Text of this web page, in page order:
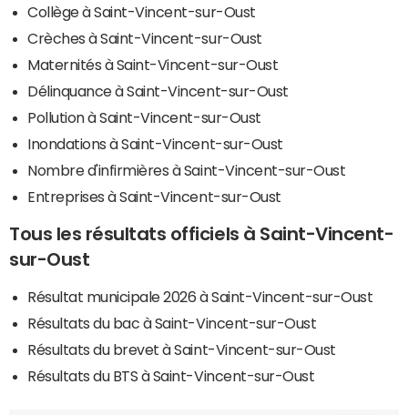
Collège à Saint-Vincent-sur-Oust
Crèches à Saint-Vincent-sur-Oust
Maternités à Saint-Vincent-sur-Oust
Délinquance à Saint-Vincent-sur-Oust
Pollution à Saint-Vincent-sur-Oust
Inondations à Saint-Vincent-sur-Oust
Nombre d'infirmières à Saint-Vincent-sur-Oust
Entreprises à Saint-Vincent-sur-Oust
Tous les résultats officiels à Saint-Vincent-
sur-Oust
Résultat municipale 2026 à Saint-Vincent-sur-Oust
Résultats du bac à Saint-Vincent-sur-Oust
Résultats du brevet à Saint-Vincent-sur-Oust
Résultats du BTS à Saint-Vincent-sur-Oust